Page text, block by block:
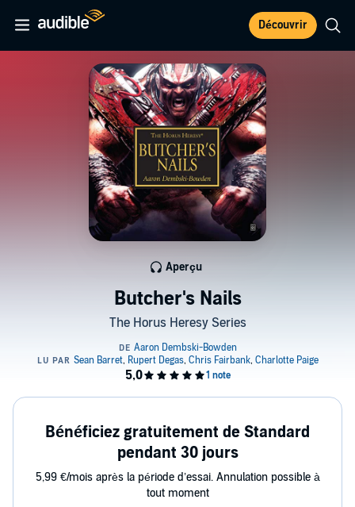
Découvrir
Butcher's Nails
The Horus Heresy Series
Aperçu
Bénéficiez gratuitement de Standard
pendant 30 jours
5,99 €/mois après la période d’essai. Annulation possible à
tout moment